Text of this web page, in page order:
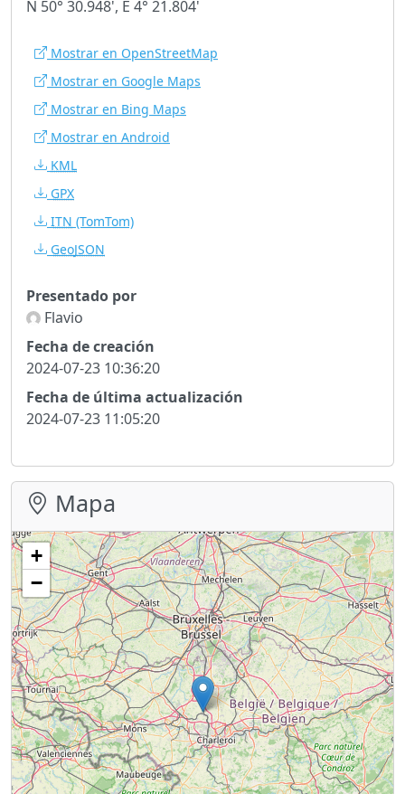
N 50° 30.948', E 4° 21.804'
Mostrar en OpenStreetMap
Mostrar en Google Maps
Mostrar en Bing Maps
Mostrar en Android
KML
GPX
ITN (TomTom)
GeoJSON
Presentado por
Flavio
Fecha de creación
2024-07-23 10:36:20
Fecha de última actualización
2024-07-23 11:05:20
Mapa
+
−